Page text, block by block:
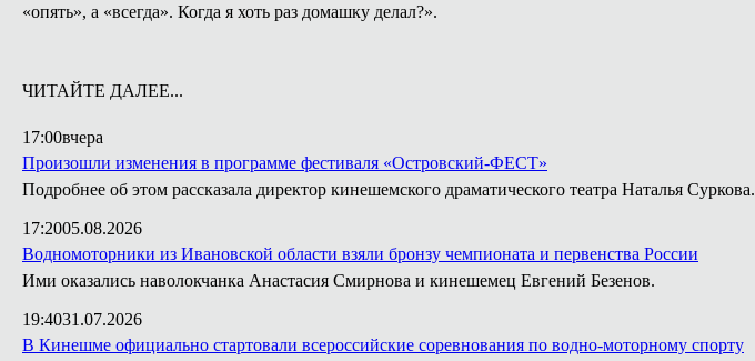
«опять», а «всегда». Когда я хоть раз домашку делал?».
ЧИТАЙТЕ ДАЛЕЕ...
17:00вчера
Произошли изменения в программе фестиваля «Островский-ФЕСТ»
Подробнее об этом рассказала директор кинешемского драматического театра Наталья Суркова.
17:2005.08.2026
Водномоторники из Ивановской области взяли бронзу чемпионата и первенства России
Ими оказались наволокчанка Анастасия Смирнова и кинешемец Евгений Безенов.
19:4031.07.2026
В Кинешме официально стартовали всероссийские соревнования по водно-моторному спорту